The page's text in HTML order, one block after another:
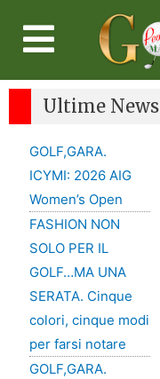
Ultime News
GOLF,GARA.
ICYMI: 2026 AIG
Women’s Open
FASHION NON
SOLO PER IL
GOLF…MA UNA
SERATA. Cinque
colori, cinque modi
per farsi notare
GOLF,GARA.